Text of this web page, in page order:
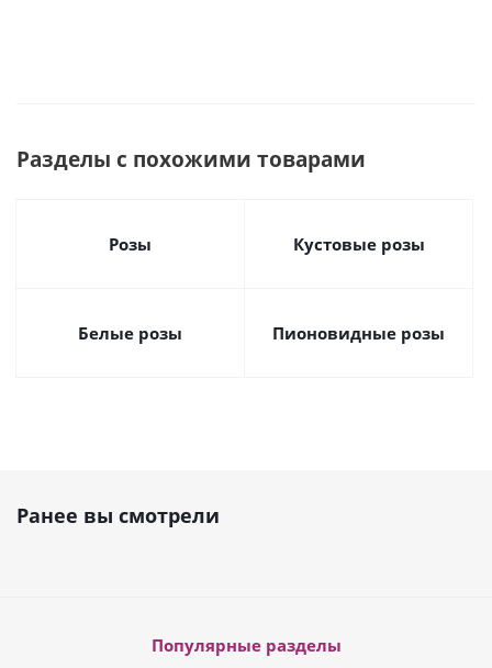
Разделы с похожими товарами
Розы Кустовые розы
Белые розы Пионовидные розы
Ранее вы смотрели
Популярные разделы